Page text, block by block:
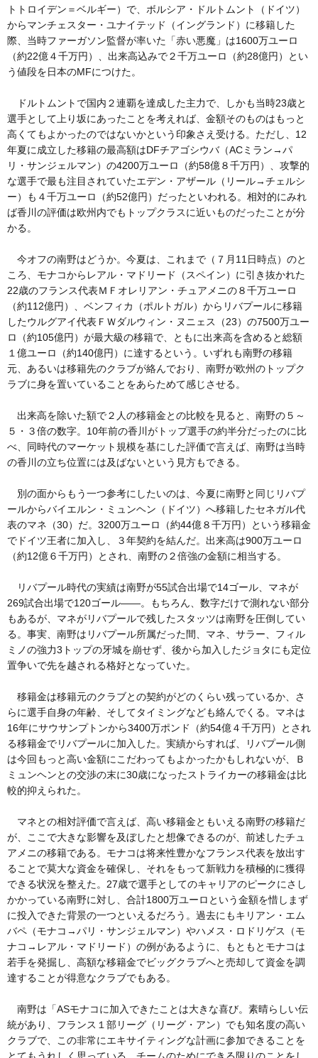
トトロイデン＝ベルギー）で、ボルシア・ドルトムント（ドイツ）
からマンチェスター・ユナイテッド（イングランド）に移籍した
際、当時ファーガソン監督が率いた「赤い悪魔」は1600万ユーロ
（約22億４千万円）、出来高込みで２千万ユーロ（約28億円）とい
う値段を日本のMFにつけた。
ドルトムントで国内２連覇を達成した主力で、しかも当時23歳と
選手として上り坂にあったことを考えれば、金額そのものはもっと
高くてもよかったのではないかという印象さえ受ける。ただし、12
年夏に成立した移籍の最高額はDFチアゴシウバ（ACミラン→パ
リ・サンジェルマン）の4200万ユーロ（約58億８千万円）、攻撃的
な選手で最も注目されていたエデン・アザール（リール→チェルシ
ー）も４千万ユーロ（約52億円）だったといわれる。相対的にみれ
ば香川の評価は欧州内でもトップクラスに近いものだったことが分
かる。
今オフの南野はどうか。今夏は、これまで（７月11日時点）のと
ころ、モナコからレアル・マドリード（スペイン）に引き抜かれた
22歳のフランス代表ＭＦオレリアン・チュアメニの８千万ユーロ
（約112億円）、ベンフィカ（ポルトガル）からリバプールに移籍
したウルグアイ代表ＦＷダルウィン・ヌニェス（23）の7500万ユー
ロ（約105億円）が最大級の移籍で、ともに出来高を含めると総額
１億ユーロ（約140億円）に達するという。いずれも南野の移籍
元、あるいは移籍先のクラブが絡んでおり、南野が欧州のトップク
ラブに身を置いていることをあらためて感じさせる。
出来高を除いた額で２人の移籍金との比較を見ると、南野の５～
５・３倍の数字。10年前の香川がトップ選手の約半分だったのに比
べ、同時代のマーケット規模を基にした評価で言えば、南野は当時
の香川の立ち位置には及ばないという見方もできる。
別の面からもう一つ参考にしたいのは、今夏に南野と同じリバプ
ールからバイエルン・ミュンヘン（ドイツ）へ移籍したセネガル代
表のマネ（30）だ。3200万ユーロ（約44億８千万円）という移籍金
でドイツ王者に加入し、３年契約を結んだ。出来高は900万ユーロ
（約12億６千万円）とされ、南野の２倍強の金額に相当する。
リバプール時代の実績は南野が55試合出場で14ゴール、マネが
269試合出場で120ゴール――。もちろん、数字だけで測れない部分
もあるが、マネがリバプールで残したスタッツは南野を圧倒してい
る。事実、南野はリバプール所属だった間、マネ、サラー、フィル
ミノの強力3トップの牙城を崩せず、後から加入したジョタにも定位
置争いで先を越される格好となっていた。
移籍金は移籍元のクラブとの契約がどのくらい残っているか、さ
らに選手自身の年齢、そしてタイミングなども絡んでくる。マネは
16年にサウサンプトンから3400万ポンド（約54億４千万円）とされ
る移籍金でリバプールに加入した。実績からすれば、リバプール側
は今回もっと高い金額にこだわってもよかったかもしれないが、Ｂ
ミュンヘンとの交渉の末に30歳になったストライカーの移籍金は比
較的抑えられた。
マネとの相対評価で言えば、高い移籍金ともいえる南野の移籍だ
が、ここで大きな影響を及ぼしたと想像できるのが、前述したチュ
アメニの移籍である。モナコは将来性豊かなフランス代表を放出す
ることで莫大な資金を確保し、それをもって新戦力を積極的に獲得
できる状況を整えた。27歳で選手としてのキャリアのピークにさし
かかっている南野に対し、合計1800万ユーロという金額を惜しまず
に投入できた背景の一つといえるだろう。過去にもキリアン・エム
バペ（モナコ→パリ・サンジェルマン）やハメス・ロドリゲス（モ
ナコ→レアル・マドリード）の例があるように、もともとモナコは
若手を発掘し、高額な移籍金でビッグクラブへと売却して資金を調
達することが得意なクラブでもある。
南野は「ASモナコに加入できたことは大きな喜び。素晴らしい伝
統があり、フランス１部リーグ（リーグ・アン）でも知名度の高い
クラブで、この非常にエキサイティングな計画に参加できることを
とてもうれしく思っている。チームのためにできる限りのことをし